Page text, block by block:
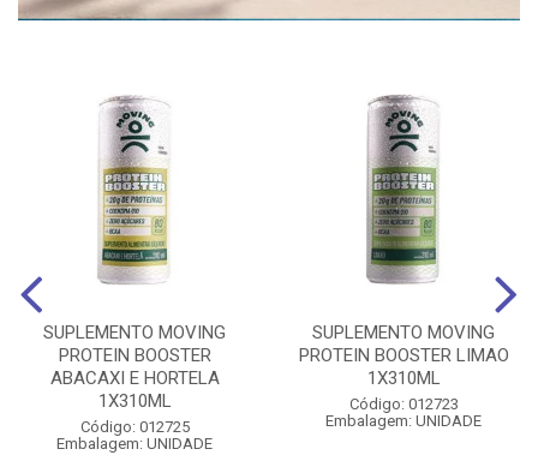
SUPLEMENTO MOVING
PROTEIN BOOSTER
ABACAXI E HORTELA
1X310ML
Código: 012725
Embalagem: UNIDADE
SUPLEMENTO MOVING
PROTEIN BOOSTER LIMAO
1X310ML
Código: 012723
Embalagem: UNIDADE